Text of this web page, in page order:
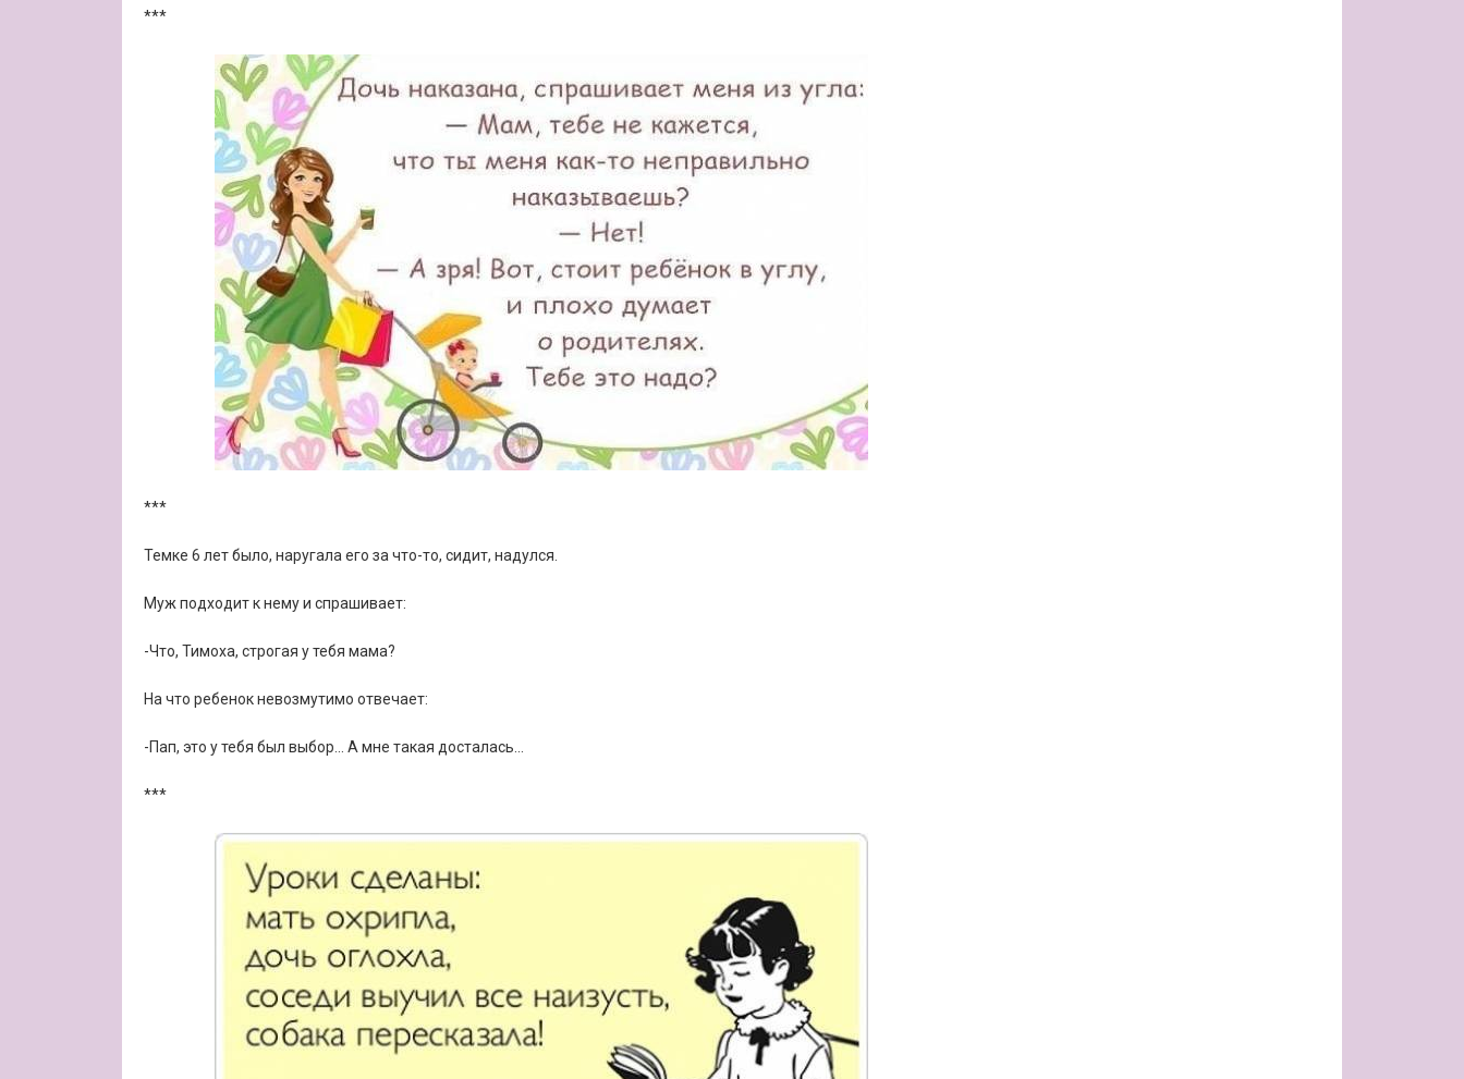
***
***
Темке 6 лет было, наругала его за что-то, сидит, надулся.
Муж подходит к нему и спрашивает:
-Что, Тимоха, строгая у тебя мама?
На что ребенок невозмутимо отвечает:
-Пап, это у тебя был выбор… А мне такая досталась…
***